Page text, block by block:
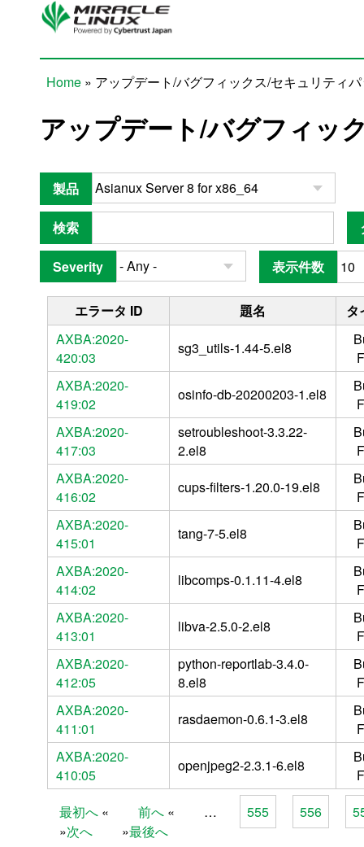
Skip to main content
Home » アップデート/バグフィックス/セキュリティ
アップデート/バグフィッ
製品
検索
Severity 表示件数
エラータ ID 題名
タ
AXBA:2020-
420:03
sg3_utils-1.44-5.el8
AXBA:2020-
419:02
osinfo-db-20200203-1.el8
AXBA:2020-
417:03
setroubleshoot-3.3.22-
2.el8
AXBA:2020-
416:02
cups-filters-1.20.0-19.el8
AXBA:2020-
415:01
tang-7-5.el8
AXBA:2020-
414:02
libcomps-0.1.11-4.el8
AXBA:2020-
413:01
libva-2.5.0-2.el8
AXBA:2020-
412:05
python-reportlab-3.4.0-
8.el8
AXBA:2020-
411:01
rasdaemon-0.6.1-3.el8
AXBA:2020-
410:05
openjpeg2-2.3.1-6.el8
Pages
最初へ 前へ … 555 556
次へ
最後へ